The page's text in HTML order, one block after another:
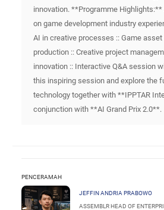
innovation. **Programme Highlights:**
on game development industry
AI in creative processes :: Game
production :: Creative project
innovation :: Interactive Q&A session
this inspiring session and explore the
technology together with **IPPTAR
conjunction with **AI Grand Prix 2.0**.
PENCERAMAH
JEFFIN ANDRIA PRABOWO
ASSEMBLR HEAD OF